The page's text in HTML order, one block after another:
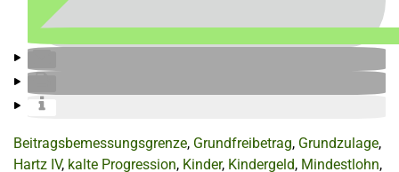
Beitragsbemessungsgrenze, Grundfreibetrag, Grundzulage,
Hartz IV, kalte Progression, Kinder, Kindergeld, Mindestlohn,